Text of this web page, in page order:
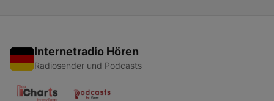
Internetradio Hören
Radiosender und Podcasts